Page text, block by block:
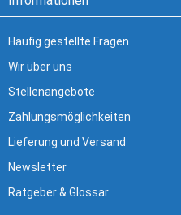
Häufig gestellte Fragen
Wir über uns
Stellenangebote
Zahlungsmöglichkeiten
Lieferung und Versand
Newsletter
Ratgeber & Glossar